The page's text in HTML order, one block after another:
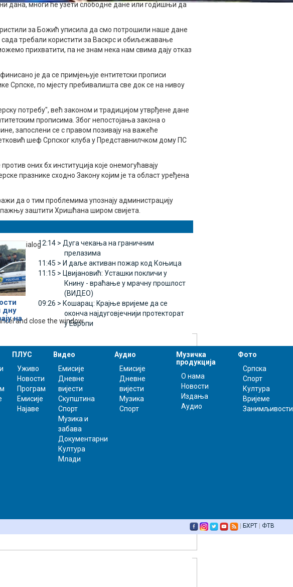
dialog
and close the window.
дана, многи ће узети слободне дане или годишњи да
за Божић уписила да смо потрошили наше дане
требали користити за Васкрс и обиљежавање
прихватити, па не знам нека нам свима дају отказ
је да се примјењује ентитетски прописи
Српске, по мјесту пребивалишта све док се на нивоу
потребу", већ законом и традицијом утврђене дане
прописима. Због непостојања закона о
запослени се с правом позивају на важеће
шеф Српског клуба у Представнилчком дому ПС
оних бх институција које онемогућавају
празнике сходно Закону којим је та област уређена
да о тим проблемима упознају администрацију
заштити Хришћана широм свијета.
дну
на
12:14 > Дуга чекања на граничним
прелазима
11:45 > И даље активан пожар код Коњица
11:15 > Цвијановић: Усташки покличи у
Книну - враћање у мрачну прошлост
(ВИДЕО)
09:26 > Кошарац: Kрајње вријеме да се
оконча најдуговјечнији протекторат
у Eвропи
ПЛУС
Уживо
Новости
Програм
Емисије
Најаве
Видео
Емисије
Дневне
вијести
Скупштина
Спорт
Музика и
забава
Документарни
Култура
Млади
Аудио
Емисије
Дневне
вијести
Музика
Спорт
Музичка
продукција
О нама
Новости
Издања
Аудио
Фото
Српска
Спорт
Култура
Вријеме
Занимљивости
БХРТ ФТВ